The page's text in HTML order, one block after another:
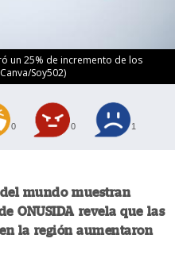
un 25% de incremento de los
Soy502)
0 0 1
mundo muestran
ONUSIDA revela que las
la región aumentaron